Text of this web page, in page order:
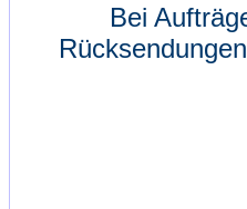
Bei